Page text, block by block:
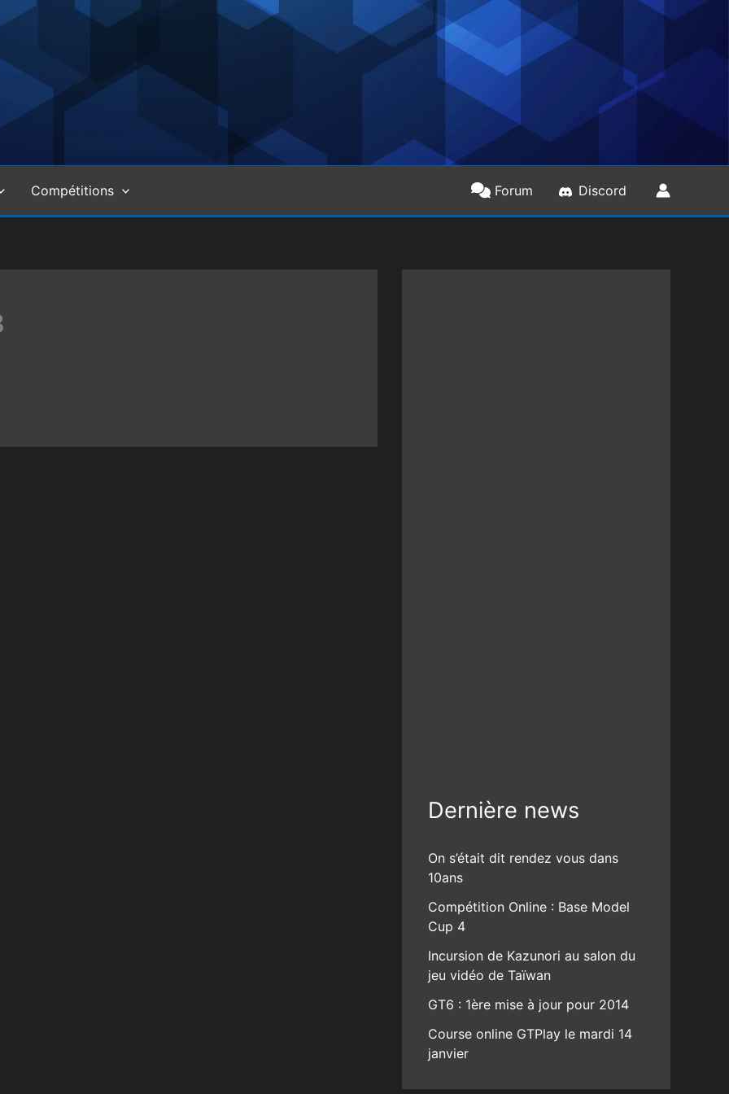
Compétitions Forum Discord
Dernière news
On s’était dit rendez vous dans
10ans
Compétition Online : Base Model
Cup 4
Incursion de Kazunori au salon du
jeu vidéo de Taïwan
GT6 : 1ère mise à jour pour 2014
Course online GTPlay le mardi 14
janvier